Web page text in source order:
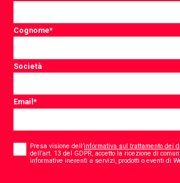
Cognome*
Società
Email*
Consent
Presa visione dell’informativa sul trattamento dei
dell’art. 13 del GDPR, accetto la ricezione di
informative inerenti a servizi, prodotti o eventi di